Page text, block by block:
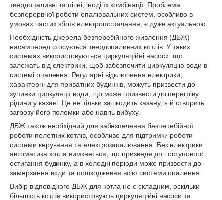
твердопаливні та пічні, іноді їх комбінації. Проблема
безперервної роботи опалювальних систем, особливо в
умовах частих збоїв електропостачання, є дуже актуальною.
Необхідність джерела безперебійного живлення (ДБЖ)
насамперед стосується твердопаливних котлів. У таких
системах використовуються циркуляційні насоси, що
залежать від електрики, щоб забезпечити циркуляцію води в
системі опалення. Регулярні відключення електрики,
характерні для приватних будинків, можуть призвести до
зупинки циркуляції води, що може призвести до перегріву
рідини у казані. Це не тільки зашкодить казану, а й створить
загрозу його поломки або навіть вибуху.
ДБЖ також необхідний для забезпечення безперебійної
роботи пелетних котлів, особливо для підтримки роботи
системи керування та електрозапалювання. Без електрики
автоматика котла вимкнеться, що призведе до поступового
остигання будинку, а в холодні періоди може призвести до
замерзання води та пошкодження всієї системи опалення.
Вибір відповідного ДБЖ для котла не є складним, оскільки
більшість котлів використовують циркуляційні насоси та